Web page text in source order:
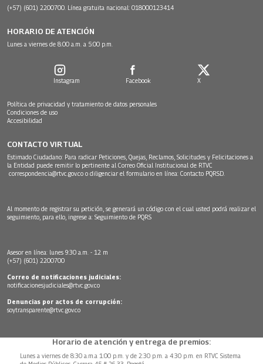
(+57) (601) 2200700. Línea gratuita nacional: 018000123414
HORARIO DE ATENCIÓN
Lunes a viernes de 8:00 a.m. a 5:00 p.m.
Instagram Facebook X
Política de privacidad y tratamiento de datos personales
Condiciones de uso
Accesibilidad
CONTACTO VIRTUAL
Estimado Ciudadano: Para radicar Peticiones, Quejas, Reclamos, Solicitudes y Felicitaciones a
la Entidad puede remitir lo pertinente al Correo Oficial Institucional de RTVC
correspondencia@rtvc.gov.co o diligenciar el formulario en línea: Contacto PQRSD.
Al momento de registrar su petición, se generará un código con el cual usted podrá realizar el
seguimiento, para ello, ingrese a: Seguimiento de PQRS
Asesor en línea: lunes 9:30 a.m. - 12 m
(+57) (601) 2200700
Correo de notificaciones judiciales:
notificacionesjudiciales@rtvc.gov.co
Denuncias por actos de corrupción:
soytransparente@rtvc.gov.co
Horario de atención y entrega de premios:
Lunes a viernes de 8:30 a.m.a 1:00 p.m. y de 2:30 p.m. a 4:30 p.m. en RTVC Sistema